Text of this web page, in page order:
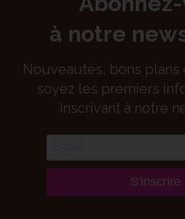
à notre
Nouveautés, bons plans
soyez les premiers
inscrivant à notre
S'inscrire